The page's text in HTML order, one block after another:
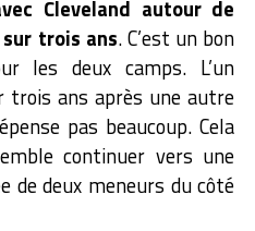
Cleveland autour de
trois ans.C’est un bon
les deux camps. L’un
trois ans après une autre
pas beaucoup. Cela
continuer vers une
de deux meneurs du côté